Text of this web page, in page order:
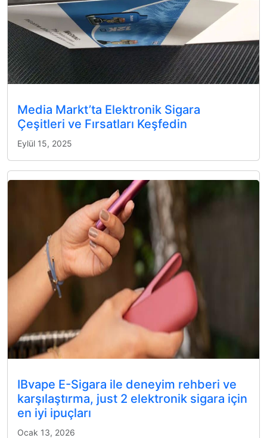
Media Markt’ta Elektronik Sigara
Çeşitleri ve Fırsatları Keşfedin
Eylül 15, 2025
IBvape E-Sigara ile deneyim rehberi ve
karşılaştırma, just 2 elektronik sigara için
en iyi ipuçları
Ocak 13, 2026